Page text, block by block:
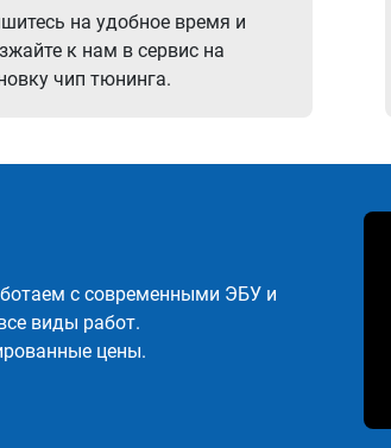
на удобное время и
к нам в сервис на
чип тюнинга.
с современными ЭБУ и
виды работ.
цены.